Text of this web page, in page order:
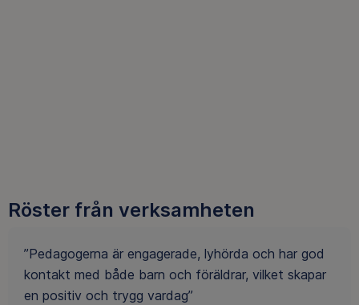
Röster från verksamheten
”Pedagogerna är engagerade, lyhörda och har god
kontakt med både barn och föräldrar, vilket skapar
en positiv och trygg vardag”